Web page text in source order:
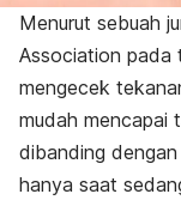
Menurut sebuah
Association pada
mengecek
mudah mencapai
dibanding
hanya saat